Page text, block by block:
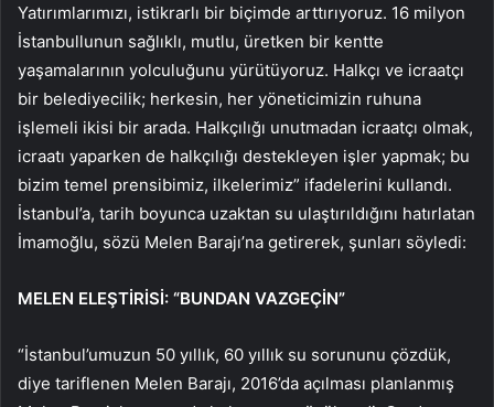
Yatırımlarımızı, istikrarlı bir biçimde arttırıyoruz. 16 milyon
İstanbullunun sağlıklı, mutlu, üretken bir kentte
yaşamalarının yolculuğunu yürütüyoruz. Halkçı ve icraatçı
bir belediyecilik; herkesin, her yöneticimizin ruhuna
işlemeli ikisi bir arada. Halkçılığı unutmadan icraatçı olmak,
icraatı yaparken de halkçılığı destekleyen işler yapmak; bu
bizim temel prensibimiz, ilkelerimiz” ifadelerini kullandı.
İstanbul’a, tarih boyunca uzaktan su ulaştırıldığını hatırlatan
İmamoğlu, sözü Melen Barajı’na getirerek, şunları söyledi:
MELEN ELEŞTİRİSİ: “BUNDAN VAZGEÇİN”
“İstanbul’umuzun 50 yıllık, 60 yıllık su sorununu çözdük,
diye tariflenen Melen Barajı, 2016’da açılması planlanmış